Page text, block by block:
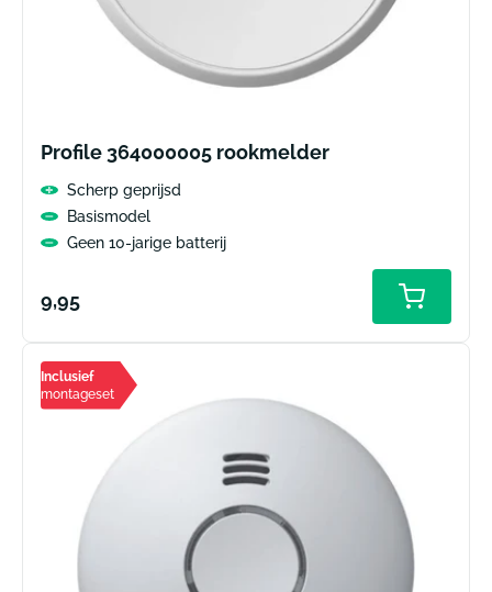
Profile 364000005 rookmelder
Scherp geprijsd
Basismodel
Geen 10-jarige batterij
Normale
9,95
Inclusief
montageset